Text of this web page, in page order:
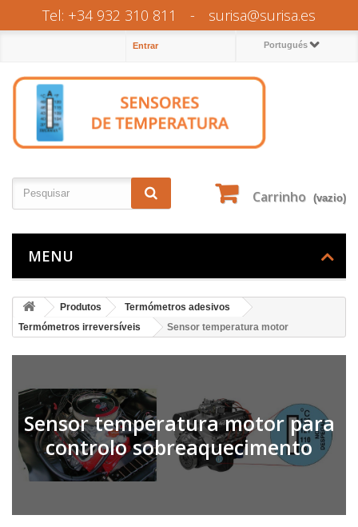
Tel: +34 932 310 811 - surisa@surisa.es
Portugués
Entrar
Carrinho (vazio)
MENU
Produtos
Termómetros adesivos
Termómetros irreversíveis
Sensor temperatura motor
Sensor temperatura motor para
controlo sobreaquecimento